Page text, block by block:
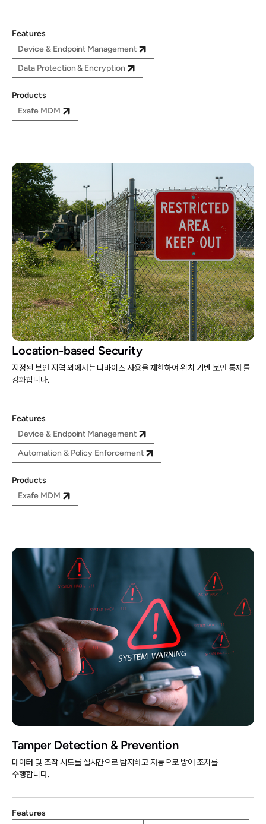
Features
Device & Endpoint Management
Data Protection & Encryption
Products
Exafe MDM
Location-based Security
지정된 보안 지역 외에서는 디바이스 사용을 제한하여 위치 기반 보안 통제를
강화합니다.
Features
Device & Endpoint Management
Automation & Policy Enforcement
Products
Exafe MDM
Tamper Detection & Prevention
데이터 및 조작 시도를 실시간으로 탐지하고 자동으로 방어 조치를
수행합니다.
Features